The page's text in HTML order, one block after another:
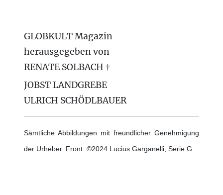
GLOBKULT Magazin
herausgegeben von
RENATE SOLBACH †
JOBST LANDGREBE
ULRICH SCHÖDLBAUER
Sämtliche Abbildungen mit freundlicher Genehmigung
der Urheber. Front: ©2024 Lucius Garganelli, Serie G